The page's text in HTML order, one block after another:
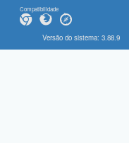
Compatibilidade
Versão do sistema: 3.88.9